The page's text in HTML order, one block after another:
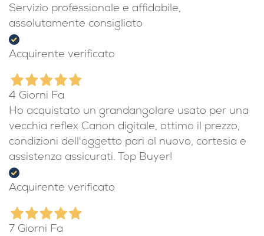
Servizio professionale e affidabile,
assolutamente consigliato
Acquirente verificato
4 Giorni Fa
Ho acquistato un grandangolare usato per una
vecchia reflex Canon digitale, ottimo il prezzo,
condizioni dell'oggetto pari al nuovo, cortesia e
assistenza assicurati. Top Buyer!
Acquirente verificato
7 Giorni Fa